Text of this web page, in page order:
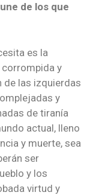
de los que
es la
corrompida y
de las izquierdas
y
de tiranía
actual, lleno
y muerte, sea
ser
y los
virtud y